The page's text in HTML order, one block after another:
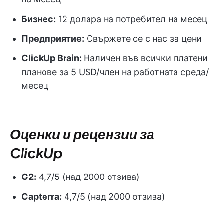
Бизнес: 12 долара на потребител на месец
Предприятие: Свържете се с нас за цени
ClickUp Brain: Наличен във всички платени
планове за 5 USD/член на работната среда/
месец
Оценки и рецензии за
ClickUp
G2: 4,7/5 (над 2000 отзива)
Capterra: 4,7/5 (над 2000 отзива)